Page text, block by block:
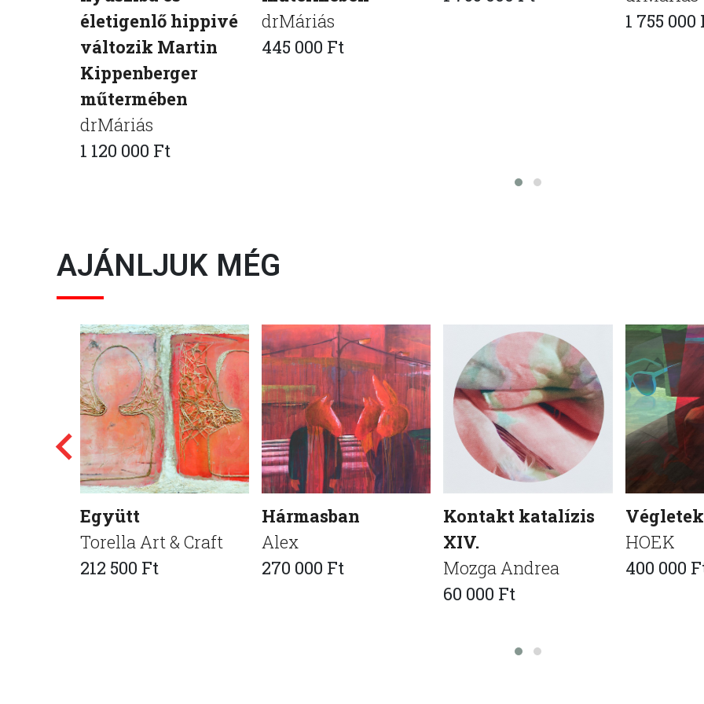
életigenlő hippivé
változik Martin
Kippenberger
műtermében
drMáriás
1 120 000 Ft
drMáriás
445 000 Ft
1 755 000
AJÁNLJUK MÉG
Együtt
Torella Art & Craft
212 500 Ft
Hármasban
Alex
270 000 Ft
Kontakt katalízis
XIV.
Mozga Andrea
60 000 Ft
HOEK
400 000